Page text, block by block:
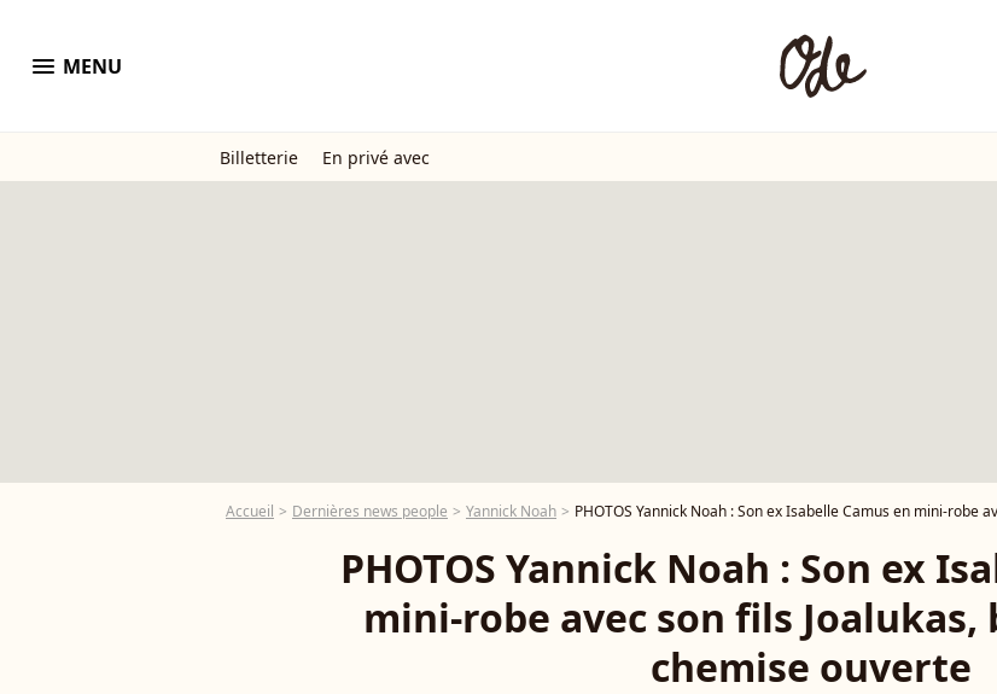
menu MENU
Billetterie En privé avec
Accueil Dernières news people Yannick Noah PHOTOS Yannick Noah : Son ex Isabelle Camus en mini-robe
PHOTOS Yannick Noah : Son ex
mini-robe avec son fils Joalukas,
chemise ouverte